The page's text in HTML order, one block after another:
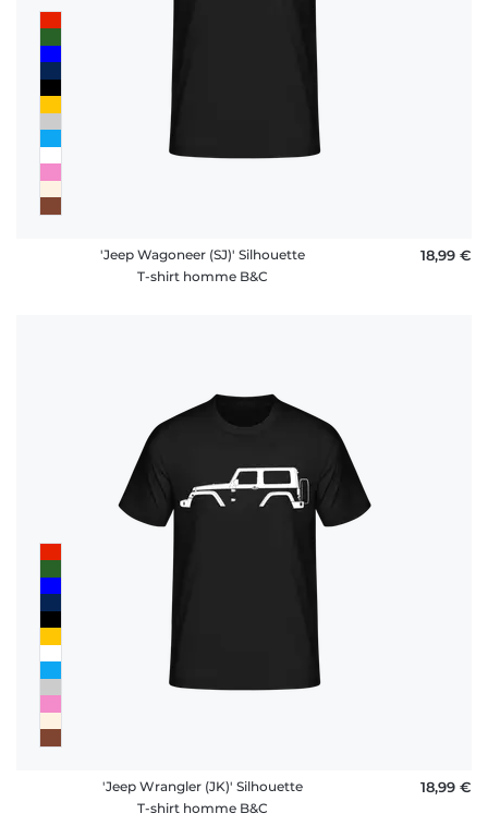
'Jeep Wagoneer (SJ)' Silhouette
T-shirt homme B&C
18,99 €
'Jeep Wrangler (JK)' Silhouette
T-shirt homme B&C
18,99 €